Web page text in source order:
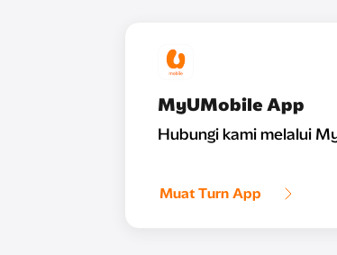
MyUMobile App
Hubungi kami melalui
Muat Turn App